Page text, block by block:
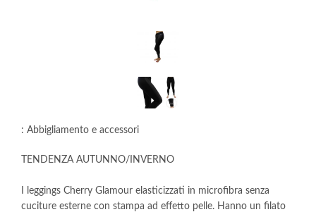
: Abbigliamento e accessori
TENDENZA AUTUNNO/INVERNO
I leggings Cherry Glamour elasticizzati in microfibra senza
cuciture esterne con stampa ad effetto pelle. Hanno un filato